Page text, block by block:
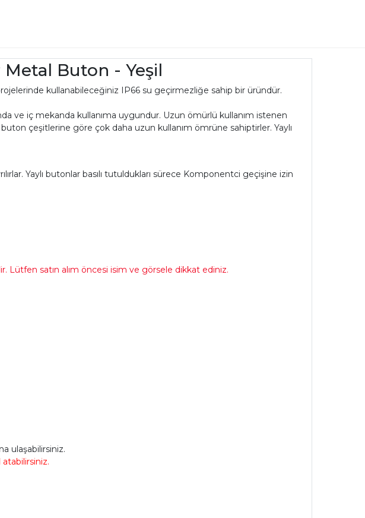
Metal Buton - Yeşil
kullanabileceğiniz IP66 su geçirmezliğe sahip bir üründür.
ve iç mekanda kullanıma uygundur. Uzun ömürlü kullanım istenen
çeşitlerine göre çok daha uzun kullanım ömrüne sahiptirler. Yaylı
Yaylı butonlar basılı tutuldukları sürece Komponentci geçişine izin
satın alım öncesi isim ve görsele dikkat ediniz.
ulaşabilirsiniz.